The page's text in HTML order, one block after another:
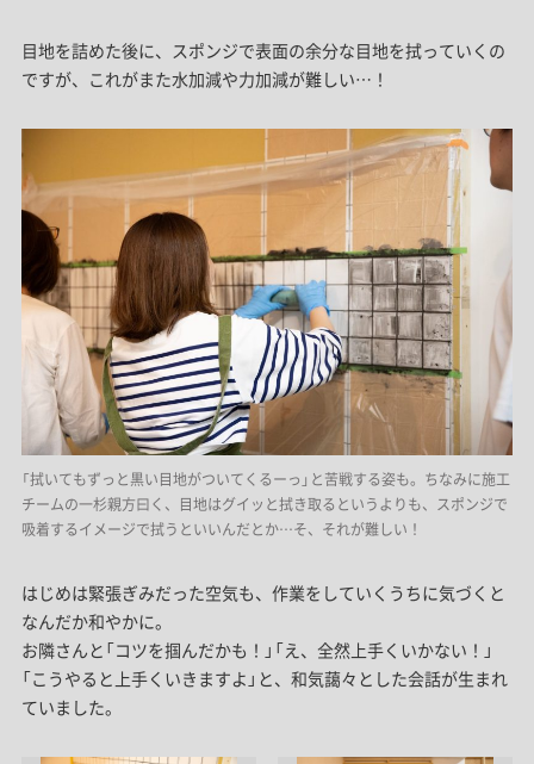
目地を詰めた後に、スポンジで表面の余分な目地を拭っていくの
ですが、これがまた水加減や力加減が難しい…！
「拭いてもずっと黒い目地がついてくるーっ」と苦戦する姿も。ちなみに施工
チームの一杉親方曰く、目地はグイッと拭き取るというよりも、スポンジで
吸着するイメージで拭うといいんだとか…そ、それが難しい！
はじめは緊張ぎみだった空気も、作業をしていくうちに気づくと
なんだか和やかに。
お隣さんと「コツを掴んだかも！」「え、全然上手くいかない！」
「こうやると上手くいきますよ」と、和気藹々とした会話が生まれ
ていました。